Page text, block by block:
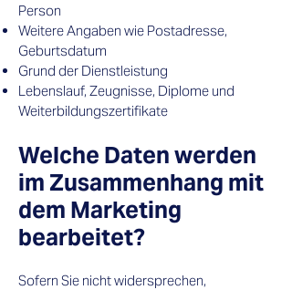
Person
Weitere Angaben wie Postadresse,
Geburtsdatum
Grund der Dienstleistung
Lebenslauf, Zeugnisse, Diplome und
Weiterbildungszertifikate
Welche Daten werden
im Zusammenhang mit
dem Marketing
bearbeitet?​
Sofern Sie nicht widersprechen,